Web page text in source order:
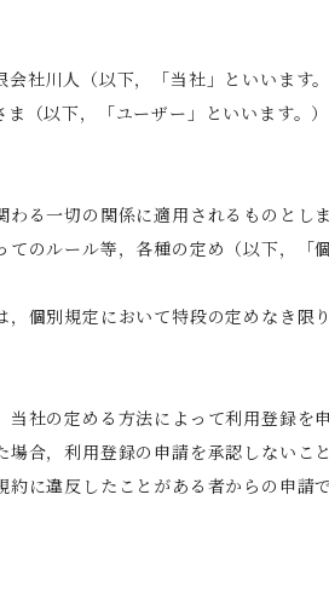
社川人（以下，「当社」といいま
（以下，「ユーザー」といいます。
る一切の関係に適用されるものとしま
のルール等，各種の定め（以下，
個別規定において特段の定めなき限
社の定める方法によって利用登録を
合，利用登録の申請を承認しないこ
に違反したことがある者からの申請